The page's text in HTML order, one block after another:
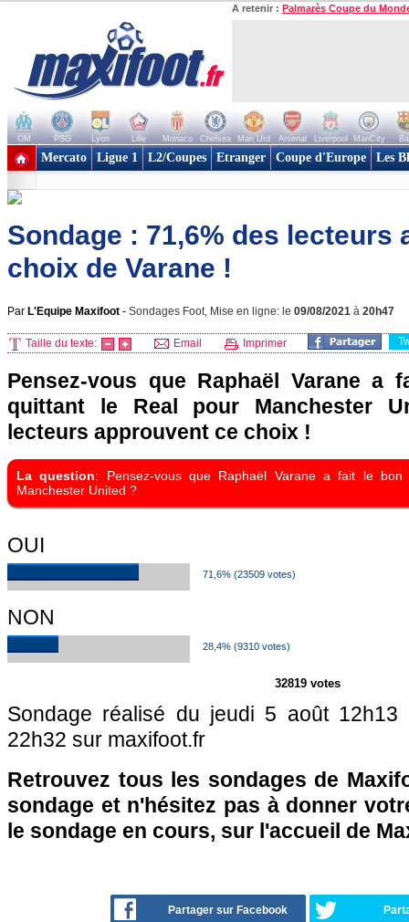
A retenir : Palmarès Coupe du
OM PSG Lyon Lille Monaco Chelsea Man Utd Arsenal Liverpool ManCity
+ de clubs
Mercato Ligue 1 L2/Coupes Etranger Coupe d'Europe Les
Sondage : 71,6% des lecteurs
choix de Varane !
Par L'Equipe Maxifoot - Sondages Foot, Mise en ligne: le 09/08/2021 à 20h47
Taille du texte: Email Imprimer
Pensez-vous que Raphaël Varane a
quittant le Real pour Manchester
lecteurs approuvent ce choix !
La question: Pensez-vous que Raphaël Varane a fait le
Manchester United ?
OUI
71,6% (23509 votes)
NON
28,4% (9310 votes)
32819 votes
Sondage réalisé du jeudi 5 août
22h32 sur maxifoot.fr
Retrouvez tous les sondages de
sondage et n'hésitez pas à donner
le sondage en cours, sur l'accueil de
Partager sur Facebook